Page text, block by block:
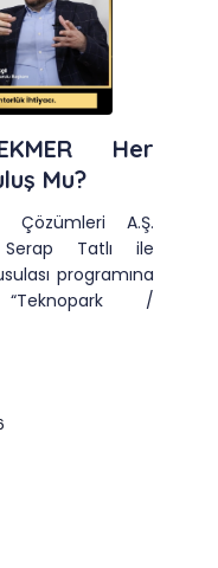
Her
Mu?
Çözümleri A.Ş.
Tatlı ile
programına
“Teknopark /